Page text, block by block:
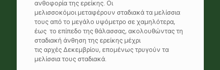
ανθοφορία της ερείκης. Οι
μελισσοκόμοι μεταφέρουν σταδιακά τα μελίσσια
τους από το μεγάλο υψόμετρο σε χαμηλότερα,
έως το επίπεδο της θάλασσας, ακολουθώντας τη
σταδιακή άνθηση της ερείκης μέχρι
τις αρχές Δεκεμβρίου, επομένως τρυγούν τα
μελίσσια τους σταδιακά.